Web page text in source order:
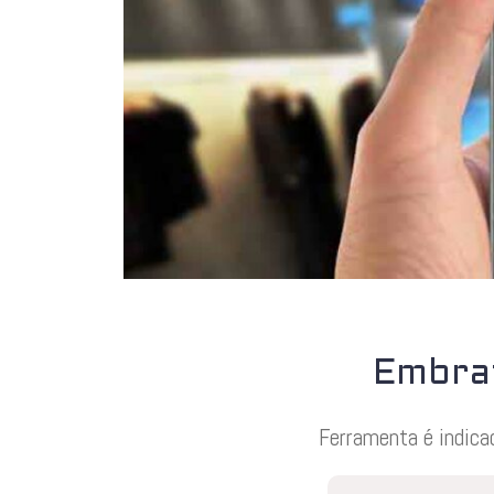
Ferramenta é